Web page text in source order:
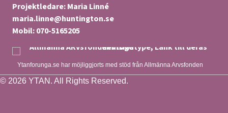
Projektledare: Maria Linné
maria.linne@huntington.se
Mobil: 070-5165205
Ytanforunga.se har möjliggjorts med stöd från Allmänna Arvsfonden
© 2026 YTAN. All Rights Reserved.